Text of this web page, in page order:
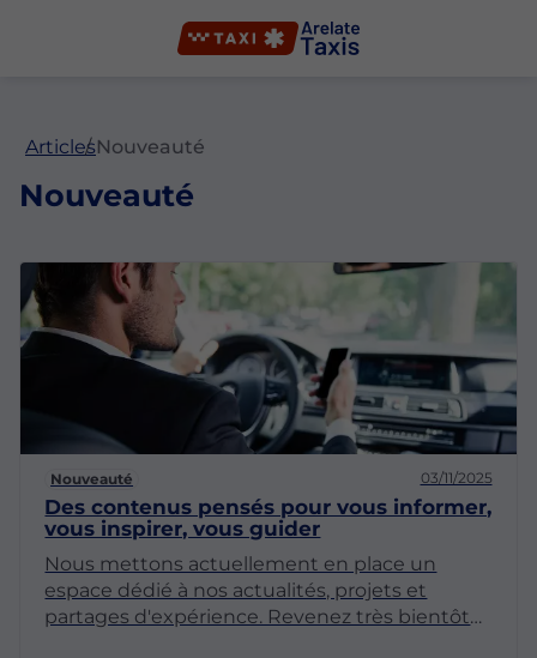
ArticlesNouveauté
Nouveauté
Nouveauté 03/11/2025
Des contenus pensés pour vous informer,
vous inspirer, vous guider
Nous mettons actuellement en place un
espace dédié à nos actualités, projets et
partages d'expérience. Revenez très bientôt